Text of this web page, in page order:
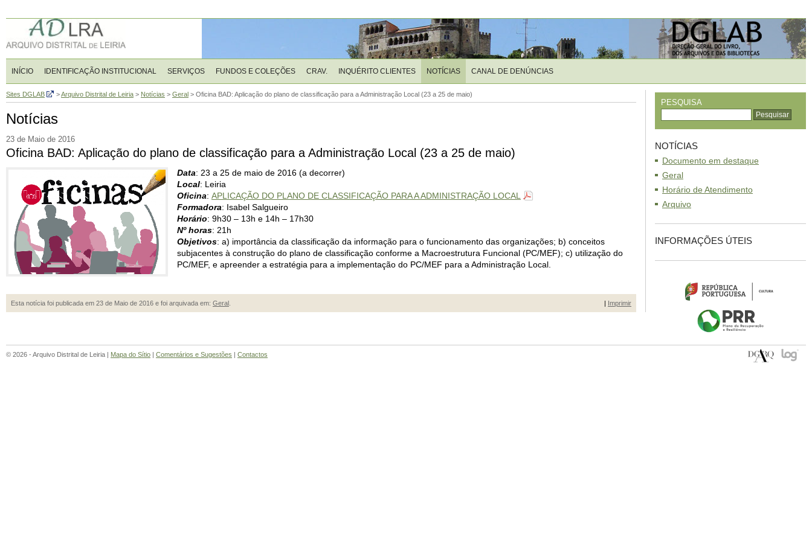
INÍCIO IDENTIFICAÇÃO INSTITUCIONAL SERVIÇOS FUNDOS E COLEÇÕES CRAV. INQUÉRITO CLIENTES NOTÍCIAS CANAL DE DENÚNCIAS
Sites DGLAB >Arquivo Distrital de Leiria > Notícias > Geral > Oficina BAD: Aplicação do plano de classificação para a Administração Local (23 a 25 de maio)
Notícias
23 de Maio de 2016
Oficina BAD: Aplicação do plano de classificação para a Administração Local (23 a 25 de maio)
Data: 23 a 25 de maio de 2016 (a decorrer)
Local: Leiria
Oficina: APLICAÇÃO DO PLANO DE CLASSIFICAÇÃO PARA A ADMINISTRAÇÃO LOCAL
Formadora: Isabel Salgueiro
Horário: 9h30 – 13h e 14h – 17h30
Nº horas: 21h
Objetivos: a) importância da classificação da informação para o funcionamento das organizações; b) conceitos
subjacentes à construção do plano de classificação conforme a Macroestrutura Funcional (PC/MEF); c) utilização do
PC/MEF, e apreender a estratégia para a implementação do PC/MEF para a Administração Local.
Esta notícia foi publicada em 23 de Maio de 2016 e foi arquivada em: Geral | Imprimir
PESQUISA
NOTÍCIAS
Documento em destaque
Geral
Horário de Atendimento
Arquivo
INFORMAÇÕES ÚTEIS
© 2026 - Arquivo Distrital de Leiria | Mapa do Sítio Comentários e Sugestões Contactos